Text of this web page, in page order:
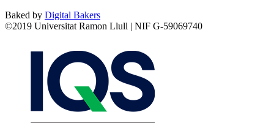
Baked by Digital Bakers
©2019 Universitat Ramon Llull | NIF G-59069740